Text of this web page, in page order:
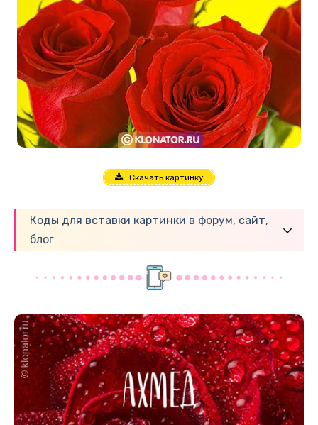
Скачать картинку
Коды для вставки картинки в форум, сайт,
блог